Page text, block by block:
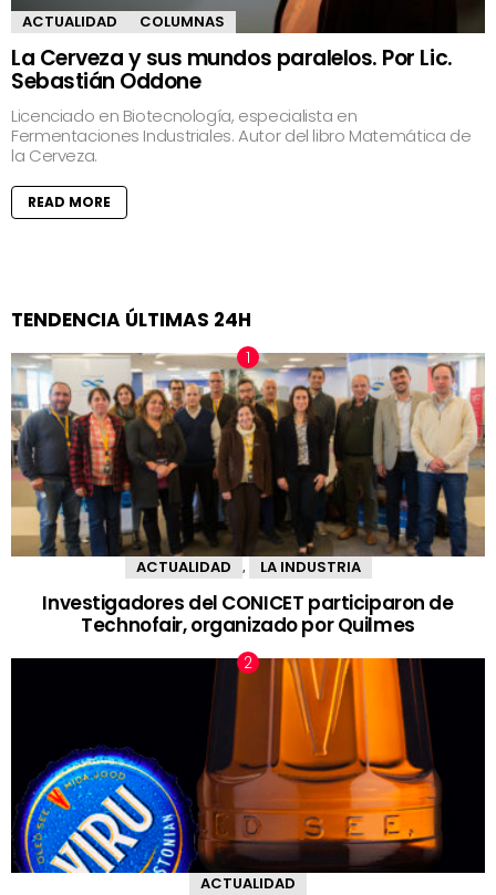
ACTUALIDAD COLUMNAS
La Cerveza y sus mundos paralelos. Por Lic.
Sebastián Oddone
Licenciado en Biotecnología, especialista en
Fermentaciones Industriales. Autor del libro Matemática de
la Cerveza.
READ MORE
TENDENCIA ÚLTIMAS 24H
ACTUALIDAD LA INDUSTRIA
Investigadores del CONICET participaron de
Technofair, organizado por Quilmes
ACTUALIDAD